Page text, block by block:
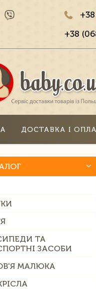
+38
ДОСТАВКА І
ТА
ЗАСОБИ
МАЛЮКА